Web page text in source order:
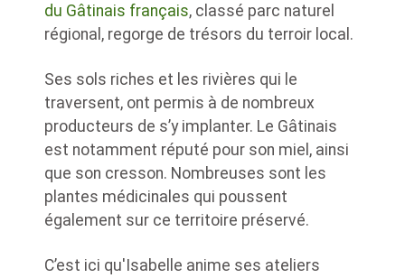
du Gâtinais français, classé parc naturel
régional, regorge de trésors du terroir local.
Ses sols riches et les rivières qui le
traversent, ont permis à de nombreux
producteurs de s’y implanter. Le Gâtinais
est notamment réputé pour son miel, ainsi
que son cresson. Nombreuses sont les
plantes médicinales qui poussent
également sur ce territoire préservé.
C’est ici qu'Isabelle anime ses ateliers